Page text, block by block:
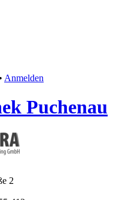
• Anmelden
Puchenau
2